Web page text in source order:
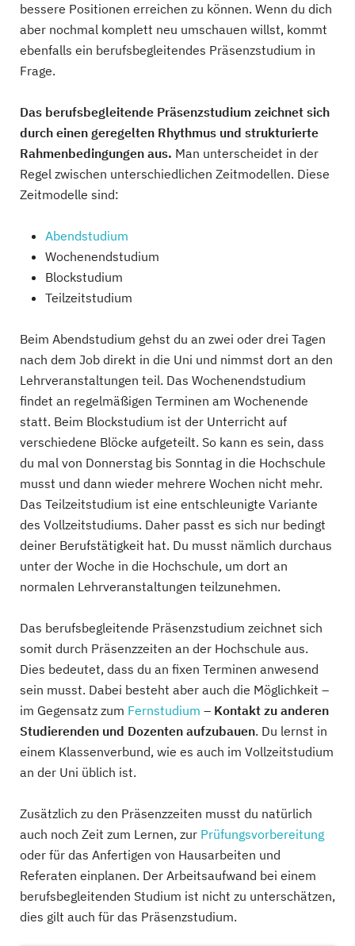
bessere Positionen erreichen zu können. Wenn du dich
aber nochmal komplett neu umschauen willst, kommt
ebenfalls ein berufsbegleitendes Präsenzstudium in
Frage.
Das berufsbegleitende Präsenzstudium zeichnet sich
durch einen geregelten Rhythmus und strukturierte
Rahmenbedingungen aus. Man unterscheidet in der
Regel zwischen unterschiedlichen Zeitmodellen. Diese
Zeitmodelle sind:
Abendstudium
Wochenendstudium
Blockstudium
Teilzeitstudium
Beim Abendstudium gehst du an zwei oder drei Tagen
nach dem Job direkt in die Uni und nimmst dort an den
Lehrveranstaltungen teil. Das Wochenendstudium
findet an regelmäßigen Terminen am Wochenende
statt. Beim Blockstudium ist der Unterricht auf
verschiedene Blöcke aufgeteilt. So kann es sein, dass
du mal von Donnerstag bis Sonntag in die Hochschule
musst und dann wieder mehrere Wochen nicht mehr.
Das Teilzeitstudium ist eine entschleunigte Variante
des Vollzeitstudiums. Daher passt es sich nur bedingt
deiner Berufstätigkeit hat. Du musst nämlich durchaus
unter der Woche in die Hochschule, um dort an
normalen Lehrveranstaltungen teilzunehmen.
Das berufsbegleitende Präsenzstudium zeichnet sich
somit durch Präsenzzeiten an der Hochschule aus.
Dies bedeutet, dass du an fixen Terminen anwesend
sein musst. Dabei besteht aber auch die Möglichkeit –
im Gegensatz zum Fernstudium – Kontakt zu anderen
Studierenden und Dozenten aufzubauen. Du lernst in
einem Klassenverbund, wie es auch im Vollzeitstudium
an der Uni üblich ist.
Zusätzlich zu den Präsenzzeiten musst du natürlich
auch noch Zeit zum Lernen, zur Prüfungsvorbereitung
oder für das Anfertigen von Hausarbeiten und
Referaten einplanen. Der Arbeitsaufwand bei einem
berufsbegleitenden Studium ist nicht zu unterschätzen,
dies gilt auch für das Präsenzstudium.